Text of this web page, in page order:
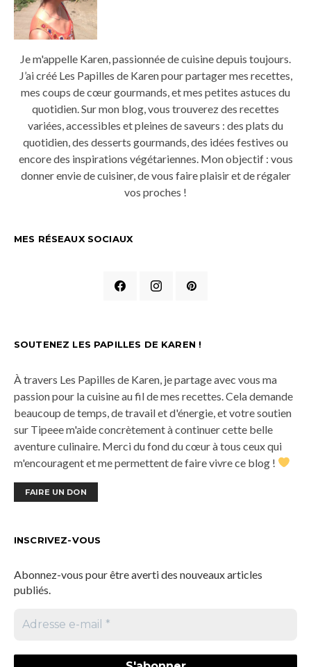
Je m'appelle Karen, passionnée de cuisine depuis toujours.
J’ai créé Les Papilles de Karen pour partager mes recettes,
mes coups de cœur gourmands, et mes petites astuces du
quotidien. Sur mon blog, vous trouverez des recettes
variées, accessibles et pleines de saveurs : des plats du
quotidien, des desserts gourmands, des idées festives ou
encore des inspirations végétariennes. Mon objectif : vous
donner envie de cuisiner, de vous faire plaisir et de régaler
vos proches !
MES RÉSEAUX SOCIAUX
SOUTENEZ LES PAPILLES DE KAREN !
À travers Les Papilles de Karen, je partage avec vous ma
passion pour la cuisine au fil de mes recettes. Cela demande
beaucoup de temps, de travail et d'énergie, et votre soutien
sur Tipeee m'aide concrètement à continuer cette belle
aventure culinaire. Merci du fond du cœur à tous ceux qui
m'encouragent et me permettent de faire vivre ce blog !
FAIRE UN DON
INSCRIVEZ-VOUS
Abonnez-vous pour être averti des nouveaux articles
publiés.